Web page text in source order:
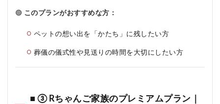
🟢 このプランがおすすめな方：
ペットの想い出を「かたち」に残したい方
葬儀の儀式性や見送りの時間を大切にしたい方
■ ③ Rちゃんご家族のプレミアムプラン｜